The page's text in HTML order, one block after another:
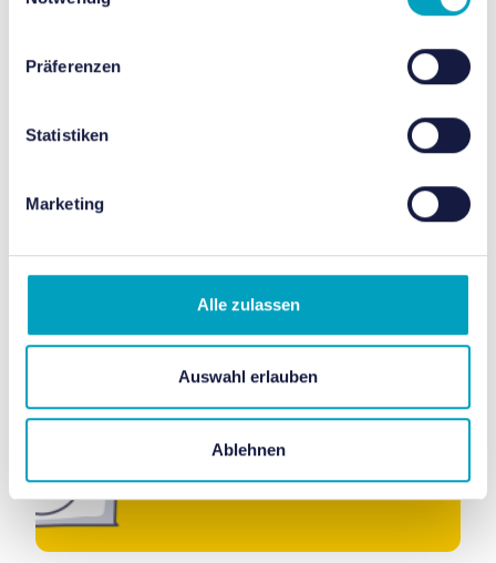
Präferenzen
Statistiken
Marketing
Alle zulassen
Auswahl erlauben
Ablehnen
Vorgeschlagene
Veranstaltungen